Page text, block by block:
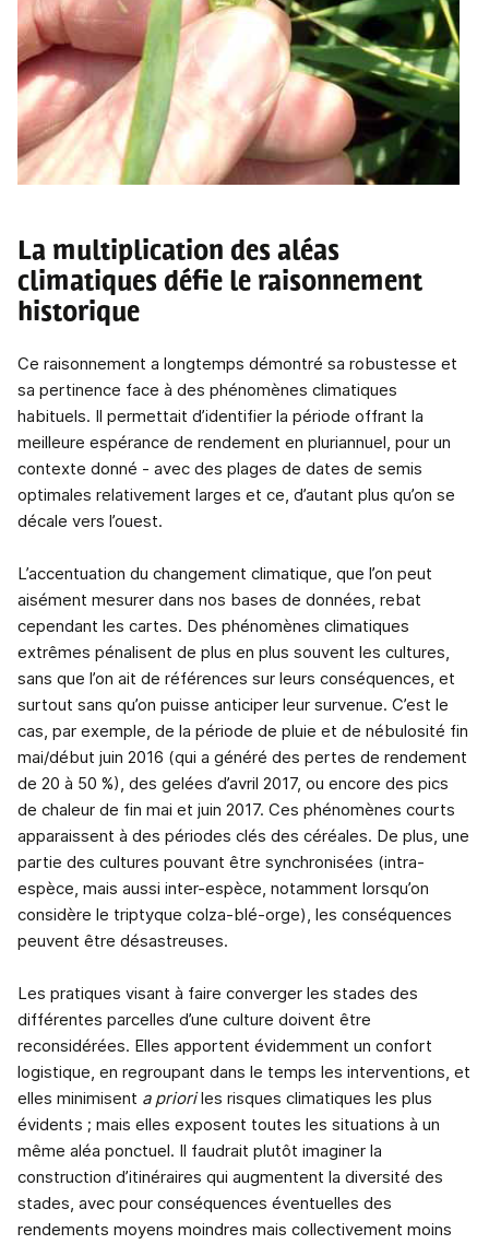
La multiplication des aléas
climatiques défie le raisonnement
historique
Ce raisonnement a longtemps démontré sa robustesse et
sa pertinence face à des phénomènes climatiques
habituels. Il permettait d’identifier la période offrant la
meilleure espérance de rendement en pluriannuel, pour un
contexte donné - avec des plages de dates de semis
optimales relativement larges et ce, d’autant plus qu’on se
décale vers l’ouest.
L’accentuation du changement climatique, que l’on peut
aisément mesurer dans nos bases de données, rebat
cependant les cartes. Des phénomènes climatiques
extrêmes pénalisent de plus en plus souvent les cultures,
sans que l’on ait de références sur leurs conséquences, et
surtout sans qu’on puisse anticiper leur survenue. C’est le
cas, par exemple, de la période de pluie et de nébulosité fin
mai/début juin 2016 (qui a généré des pertes de rendement
de 20 à 50 %), des gelées d’avril 2017, ou encore des pics
de chaleur de fin mai et juin 2017. Ces phénomènes courts
apparaissent à des périodes clés des céréales. De plus, une
partie des cultures pouvant être synchronisées (intra-
espèce, mais aussi inter-espèce, notamment lorsqu’on
considère le triptyque colza-blé-orge), les conséquences
peuvent être désastreuses.
Les pratiques visant à faire converger les stades des
différentes parcelles d’une culture doivent être
reconsidérées. Elles apportent évidemment un confort
logistique, en regroupant dans le temps les interventions, et
elles minimisent a prioriles risques climatiques les plus
évidents ; mais elles exposent toutes les situations à un
même aléa ponctuel. Il faudrait plutôt imaginer la
construction d’itinéraires qui augmentent la diversité des
stades, avec pour conséquences éventuelles des
rendements moyens moindres mais collectivement moins